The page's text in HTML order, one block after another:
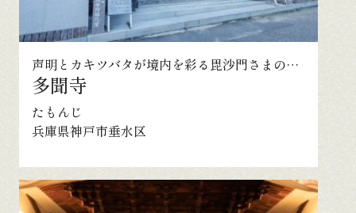
声明とカキツバタが境内を彩る毘沙門さまの聖地
多聞寺
たもんじ
兵庫県神戸市垂水区